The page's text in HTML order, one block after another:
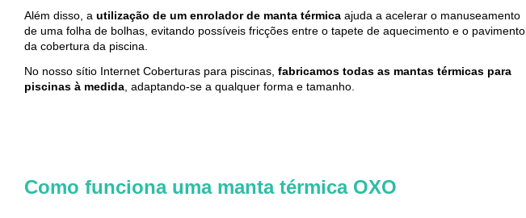
Além disso, a utilização de um enrolador de manta térmica ajuda a acelerar o manuseamento
de uma folha de bolhas, evitando possíveis fricções entre o tapete de aquecimento e o pavimento
da cobertura da piscina.
No nosso sítio Internet Coberturas para piscinas, fabricamos todas as mantas térmicas para
piscinas à medida , adaptando-se a qualquer forma e tamanho.
Como funciona uma manta térmica OXO